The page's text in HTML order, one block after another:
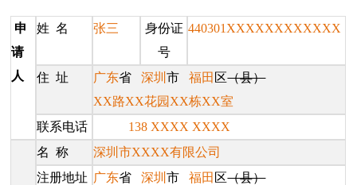
申
请
人
姓 名 张三
身份证
号
440301XXXXXXXXXXXX
住 址 广东省深圳市福田 区（县）
XX路XX花园XX栋XX室
联系电话
138 XXXX XXXX
名 称
深圳市XXXX有限公司
注册地址 广东省深圳市福田 区（县）